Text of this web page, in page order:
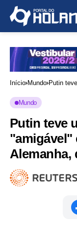
Início Mundo Putin
Mundo
Putin teve
"amigável"
Alemanha,